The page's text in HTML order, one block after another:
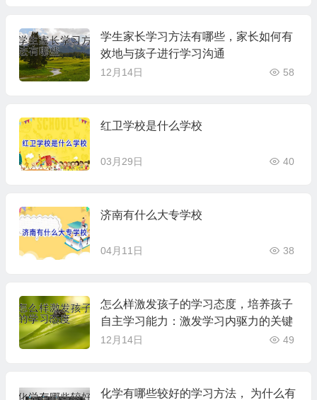
学生家长学习方法有哪些，家长如何有
效地与孩子进行学习沟通
12月14日 58
红卫学校是什么学校
03月29日 40
济南有什么大专学校
04月11日 38
怎么样激发孩子的学习态度，培养孩子
自主学习能力：激发学习内驱力的关键
12月14日 49
化学有哪些较好的学习方法， 为什么有